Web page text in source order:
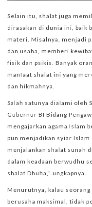
Selain itu, shalat juga
dirasakan di dunia ini, baik
materi. Misalnya, menjadi
dan usaha, memberi
fisik dan psikis. Banyak
manfaat shalat ini yang
dan hikmahnya.
Salah satunya dialami oleh
Gubernur BI Bidang
mengajarkan agama Islam
pun menjadikan syiar Islam
menjalankan shalat sunah
dalam keadaan berwudhu
shalat Dhuha,” ungkapnya.
Menurutnya, kalau seorang
berusaha maksimal, tidak